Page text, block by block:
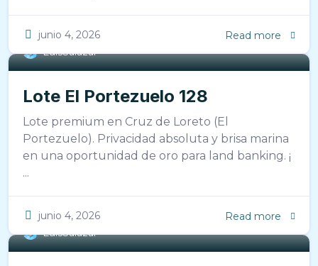
junio 4, 2026
Read more
LuisSalazar
Lote El Portezuelo 128
Lote premium en Cruz de Loreto (El
Portezuelo). Privacidad absoluta y brisa marina
en una oportunidad de oro para land banking. ¡
...
junio 4, 2026
Read more
LuisSalazar